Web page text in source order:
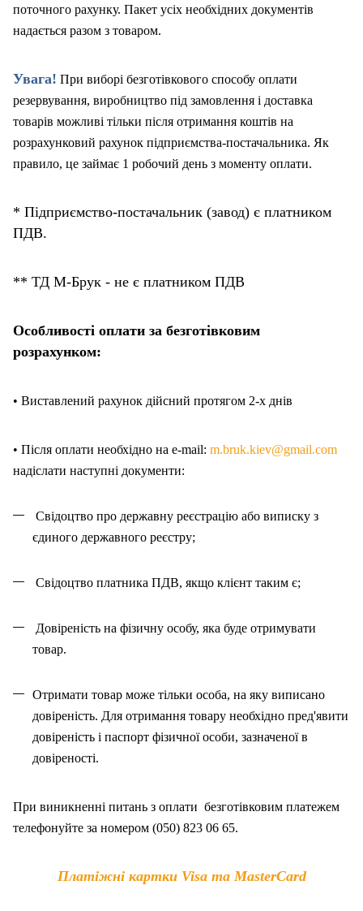
поточного рахунку. Пакет усіх необхідних документів
надається разом з товаром.
Увага! При виборі безготівкового способу оплати
резервування, виробництво під замовлення і доставка
товарів можливі тільки після отримання коштів на
розрахунковий рахунок підприємства-постачальника. Як
правило, це займає 1 робочий день з моменту оплати.
* Підприємство-постачальник (завод) є платником
ПДВ.
** ТД М-Брук - не є платником ПДВ
Особливості оплати за безготівковим
розрахунком:
• Виставлений рахунок дійсний протягом 2-х днів
• Після оплати необхідно на e-mail: m.bruk.kiev@gmail.com
надіслати наступні документи:
Свідоцтво про державну реєстрацію або виписку з
єдиного державного реєстру;
Свідоцтво платника ПДВ, якщо клієнт таким є;
Довіреність на фізичну особу, яка буде отримувати
товар.
Отримати товар може тільки особа, на яку виписано
довіреність. Для отримання товару необхідно пред'явити
довіреність і паспорт фізичної особи, зазначеноїв
довіреності.
При виникненні питань з оплати безготівковим платежем
телефонуйте за номером (050) 823 06 65.
Платіжні картки Visa та MasterCard